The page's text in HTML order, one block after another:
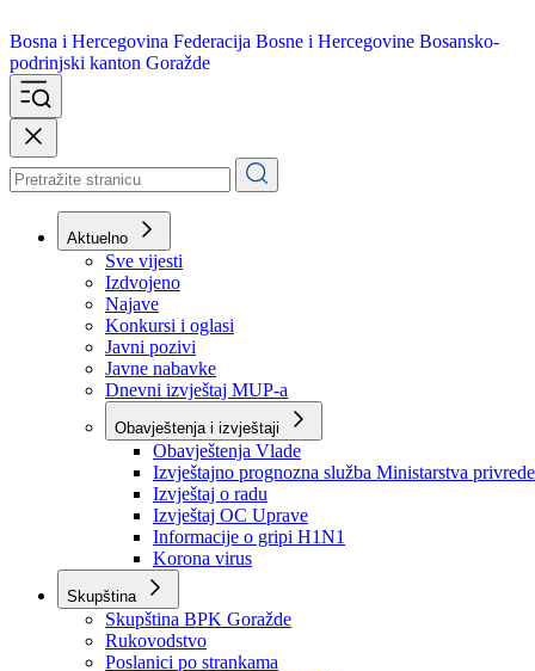
Bosna i Hercegovina
podrinjski kanton Goražde
Aktuelno
Sve vijesti
Izdvojeno
Najave
Konkursi i oglasi
Javni pozivi
Javne nabavke
Dnevni izvještaj MUP-a
Obavještenja i izvještaji
Obavještenja Vlade
Izvještajno prognozna služba Ministarstva privrede
Izvještaj o radu
Izvještaj OC Uprave
Informacije o gripi H1N1
Korona virus
Skupština